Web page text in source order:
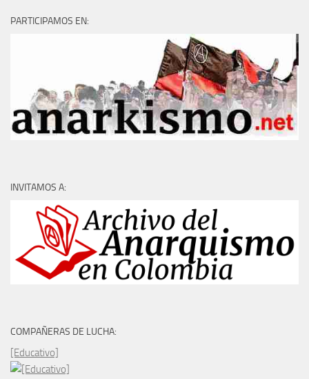
PARTICIPAMOS EN:
INVITAMOS A:
COMPAÑERAS DE LUCHA:
[Educativo]